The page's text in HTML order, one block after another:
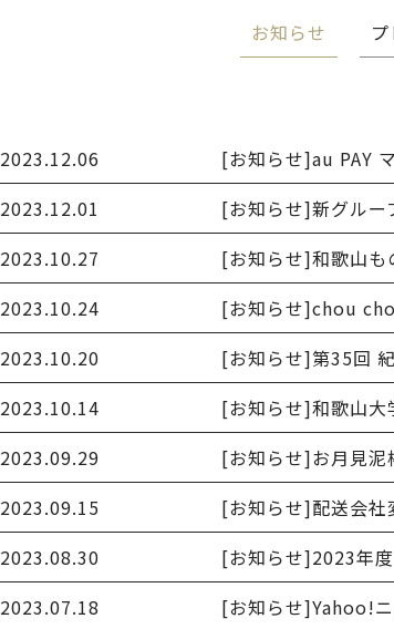
お知らせ
2023.12.06 [お知らせ]au PAY
2023.12.01
[お知らせ]新グルー
2023.10.27
[お知らせ]和歌山
2023.10.24
[お知らせ]chou
2023.10.20
[お知らせ]第35回
2023.10.14
[お知らせ]和歌山大
2023.09.29
[お知らせ]お月見泥
2023.09.15
[お知らせ]配送会社
2023.08.30
[お知らせ]2023年
2023.07.18
[お知らせ]Yahoo!